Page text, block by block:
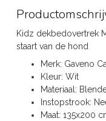
Kidz dekbedovertrek
staart van de hond
Merk: Gaveno
Kleur: Wit
Materiaal:
Instopstrook:
Maat: 135x200